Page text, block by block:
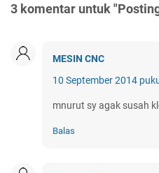
3 komentar untuk
MESIN CNC
10 September 2014
mnurut sy agak susah
Balas